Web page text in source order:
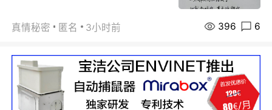
真情秘密 匿名 3小时前 396 6